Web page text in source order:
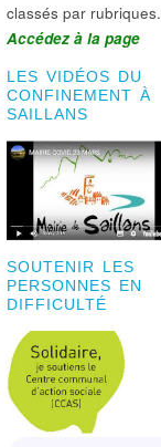
classés par rubriques.
Accédez à la page
LES VIDÉOS DU
CONFINEMENT À
SAILLANS
SOUTENIR LES
PERSONNES EN
DIFFICULTÉ